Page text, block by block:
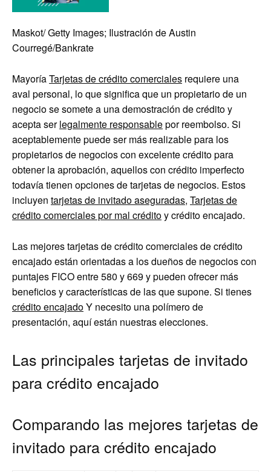
Maskot/ Getty Images; Ilustración de Austin
Courregé/Bankrate
MayoríaTarjetas de crédito comerciales requiere una
aval personal, lo que significa que un propietario de un
negocio se somete a una demostración de crédito y
acepta serlegalmente responsablepor reembolso. Si
aceptablemente puede ser más realizable para los
propietarios de negocios con excelente crédito para
obtener la aprobación, aquellos con crédito imperfecto
todavía tienen opciones de tarjetas de negocios. Estos
incluyen tarjetas de invitado aseguradas, Tarjetas de
crédito comerciales por mal créditoy crédito encajado.
Las mejores tarjetas de crédito comerciales de crédito
encajado están orientadas a los dueños de negocios con
puntajes FICO entre 580 y 669 y pueden ofrecer más
beneficios y características de las que supone. Si tienes
crédito encajadoY necesito una polímero de
presentación, aquí están nuestras elecciones.
Las principales tarjetas de invitado
para crédito encajado
Comparando las mejores tarjetas de
invitado para crédito encajado